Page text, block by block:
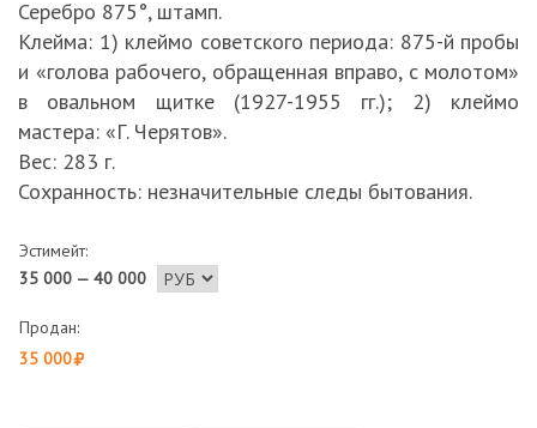
Серебро 875°, штамп.
Клейма: 1) клеймо советского периода: 875-й пробы
и «голова рабочего, обращенная вправо, с молотом»
в овальном щитке (1927-1955 гг.); 2) клеймо
мастера: «Г. Черятов».
Вес: 283 г.
Сохранность: незначительные следы бытования.
Эстимейт:
35 000 — 40 000
Продан:
35 000